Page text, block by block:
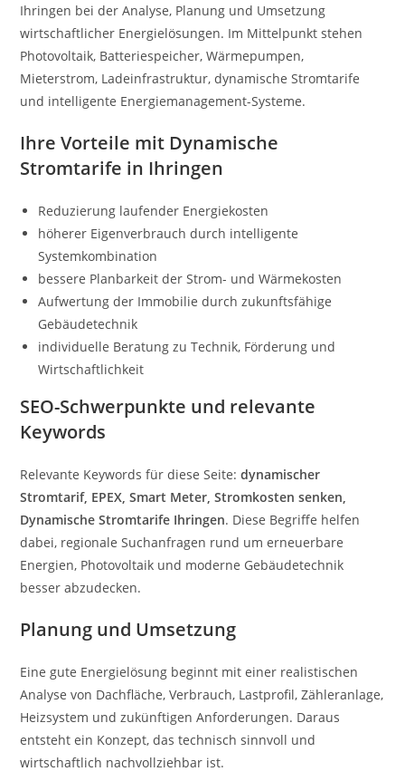
Ihringen bei der Analyse, Planung und Umsetzung
wirtschaftlicher Energielösungen. Im Mittelpunkt stehen
Photovoltaik, Batteriespeicher, Wärmepumpen,
Mieterstrom, Ladeinfrastruktur, dynamische Stromtarife
und intelligente Energiemanagement-Systeme.
Ihre Vorteile mit Dynamische
Stromtarife in Ihringen
Reduzierung laufender Energiekosten
höherer Eigenverbrauch durch intelligente
Systemkombination
bessere Planbarkeit der Strom- und Wärmekosten
Aufwertung der Immobilie durch zukunftsfähige
Gebäudetechnik
individuelle Beratung zu Technik, Förderung und
Wirtschaftlichkeit
SEO-Schwerpunkte und relevante
Keywords
Relevante Keywords für diese Seite:dynamischer
Stromtarif, EPEX, Smart Meter, Stromkosten senken,
Dynamische Stromtarife Ihringen. Diese Begriffe helfen
dabei, regionale Suchanfragen rund um erneuerbare
Energien, Photovoltaik und moderne Gebäudetechnik
besser abzudecken.
Planung und Umsetzung
Eine gute Energielösung beginnt mit einer realistischen
Analyse von Dachfläche, Verbrauch, Lastprofil, Zähleranlage,
Heizsystem und zukünftigen Anforderungen. Daraus
entsteht ein Konzept, das technisch sinnvoll und
wirtschaftlich nachvollziehbar ist.